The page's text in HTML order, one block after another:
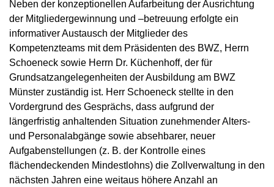
Neben der konzeptionellen Aufarbeitung der Ausrichtung
der Mitgliedergewinnung und –betreuung erfolgte ein
informativer Austausch der Mitglieder des
Kompetenzteams mit dem Präsidenten des BWZ, Herrn
Schoeneck sowie Herrn Dr. Küchenhoff, der für
Grundsatzangelegenheiten der Ausbildung am BWZ
Münster zuständig ist. Herr Schoeneck stellte in den
Vordergrund des Gesprächs, dass aufgrund der
längerfristig anhaltenden Situation zunehmender Alters-
und Personalabgänge sowie absehbarer, neuer
Aufgabenstellungen (z. B. der Kontrolle eines
flächendeckenden Mindestlohns) die Zollverwaltung in den
nächsten Jahren eine weitaus höhere Anzahl an